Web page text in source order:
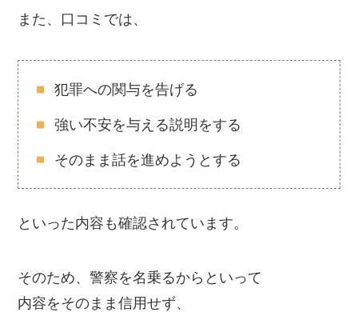
また、口コミでは、
犯罪への関与を告げる
強い不安を与える説明をする
そのまま話を進めようとする
といった内容も確認されています。
そのため、警察を名乗るからといって
内容をそのまま信用せず、